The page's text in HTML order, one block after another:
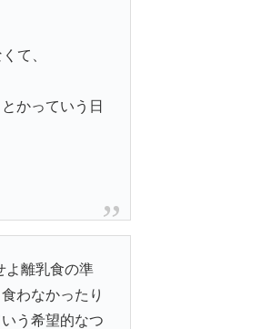
て、
かっていう日
よ離乳食の準
わなかったり
う希望的なつ